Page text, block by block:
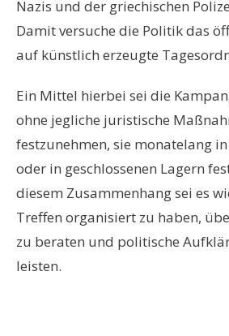
Nazis und der griechischen
Damit versuche die Politik das
auf künstlich erzeugte
Ein Mittel hierbei sei die
ohne jegliche juristische
festzunehmen, sie monatelang
oder in geschlossenen Lagern
diesem Zusammenhang sei es
Treffen organisiert zu haben,
zu beraten und politische
leisten.